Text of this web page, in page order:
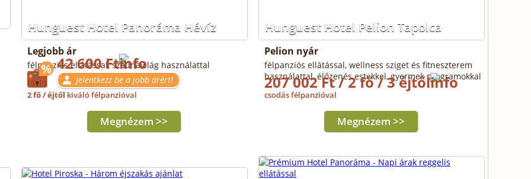
Hunguest Hotel Panoráma Hévíz Hunguest Hotel Pelion Tapolca
Legjobb ár
félpanziós ellátással, szaunavilág használattal
42 600 Ft
Jelentkezz be a jobb árért!
2 fő / éjtől kiváló félpanzióval
Megnézem >>
Pelion nyár
félpanziós ellátással, wellness sziget és fitneszterem
használattal, élőzenés estekkel, gyermek programokkal
207 002 Ft / 2 fő / 3 éjtől
csodás félpanzióval
Megnézem >>